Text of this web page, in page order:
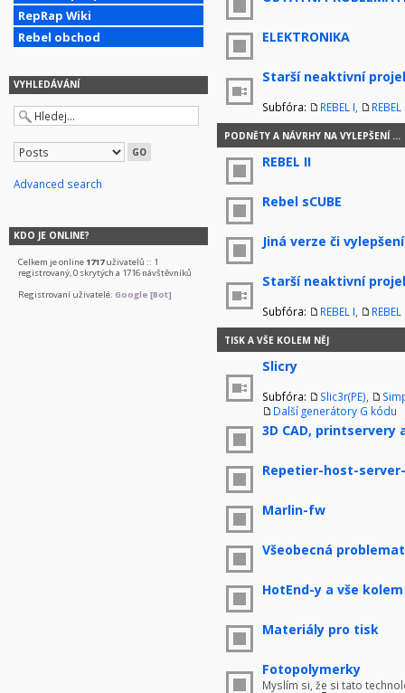
RepRap Wiki
Rebel obchod
VYHLEDÁVÁNÍ
Advanced search
KDO JE ONLINE?
Celkem je online 1717uživatelů :: 1
registrovaný, 0 skrytých a 1716 návštěvníků
Registrovaní uživatelé: Google [Bot]
ELEKTRONIKA
Starší neaktivní
Subfóra: REBEL I REBEL
PODNĚTY A NÁVRHY NA VYLEPŠENÍ ...
REBEL II
Rebel sCUBE
Jiná verze či
Starší neaktivní
Subfóra: REBEL I REBEL
TISK A VŠE KOLEM NĚJ
Slicry
Subfóra: Slic3r(PE)
Další generátory G kódu
3D CAD, printservery
Repetier-host-
Marlin-fw
Všeobecná
HotEnd-y a vše kolem
Materiály pro tisk
Fotopolymerky
Myslím si, že si tato